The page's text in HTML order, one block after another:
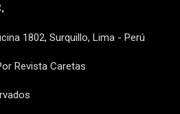
1802, Surquillo, Lima - Perú
Revista Caretas